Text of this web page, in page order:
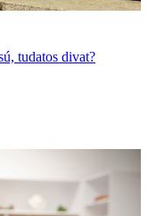
tudatos divat?